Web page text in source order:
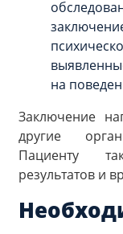
на
Заключение
другие
Пациенту
результатов и